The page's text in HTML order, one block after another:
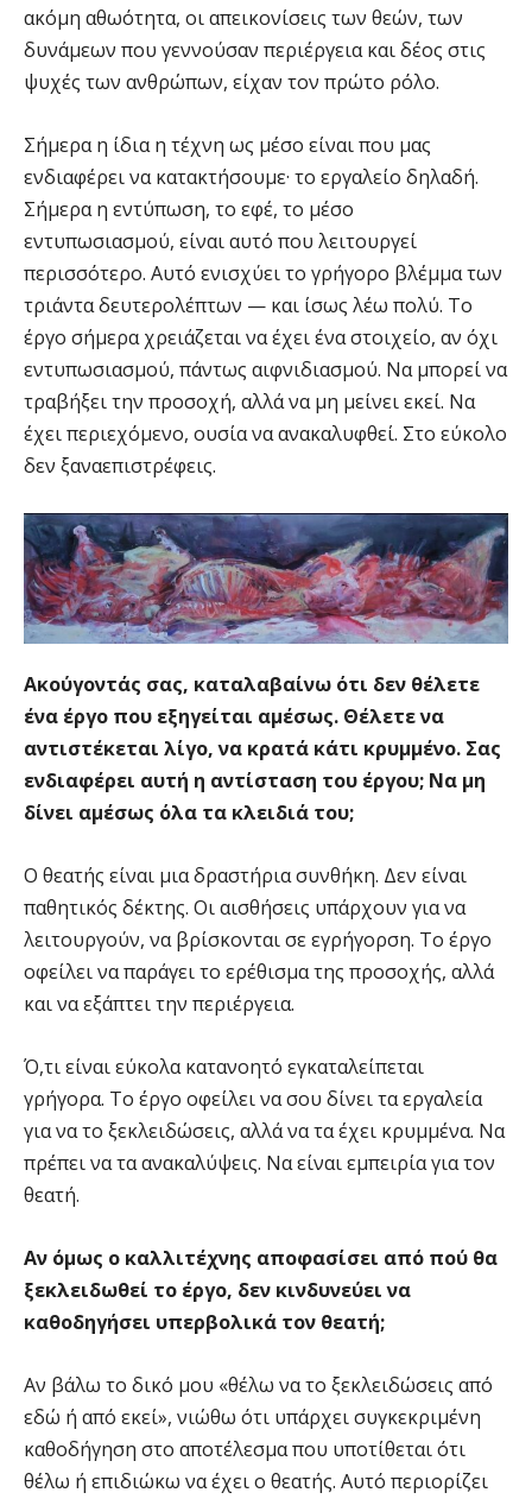
ακόμη αθωότητα, οι απεικονίσεις των θεών, των
δυνάμεων που γεννούσαν περιέργεια και δέος στις
ψυχές των ανθρώπων, είχαν τον πρώτο ρόλο.
Σήμερα η ίδια η τέχνη ως μέσο είναι που μας
ενδιαφέρει να κατακτήσουμε· το εργαλείο δηλαδή.
Σήμερα η εντύπωση, το εφέ, το μέσο
εντυπωσιασμού, είναι αυτό που λειτουργεί
περισσότερο. Αυτό ενισχύει το γρήγορο βλέμμα των
τριάντα δευτερολέπτων — και ίσως λέω πολύ. Το
έργο σήμερα χρειάζεται να έχει ένα στοιχείο, αν όχι
εντυπωσιασμού, πάντως αιφνιδιασμού. Να μπορεί να
τραβήξει την προσοχή, αλλά να μη μείνει εκεί. Να
έχει περιεχόμενο, ουσία να ανακαλυφθεί. Στο εύκολο
δεν ξαναεπιστρέφεις.
Ακούγοντάς σας, καταλαβαίνω ότι δεν θέλετε
ένα έργο που εξηγείται αμέσως. Θέλετε να
αντιστέκεται λίγο, να κρατά κάτι κρυμμένο. Σας
ενδιαφέρει αυτή η αντίσταση του έργου; Να μη
δίνει αμέσως όλα τα κλειδιά του;
Ο θεατής είναι μια δραστήρια συνθήκη. Δεν είναι
παθητικός δέκτης. Οι αισθήσεις υπάρχουν για να
λειτουργούν, να βρίσκονται σε εγρήγορση. Το έργο
οφείλει να παράγει το ερέθισμα της προσοχής, αλλά
και να εξάπτει την περιέργεια.
Ό,τι είναι εύκολα κατανοητό εγκαταλείπεται
γρήγορα. Το έργο οφείλει να σου δίνει τα εργαλεία
για να το ξεκλειδώσεις, αλλά να τα έχει κρυμμένα. Να
πρέπει να τα ανακαλύψεις. Να είναι εμπειρία για τον
θεατή.
Αν όμως ο καλλιτέχνης αποφασίσει από πού θα
ξεκλειδωθεί το έργο, δεν κινδυνεύει να
καθοδηγήσει υπερβολικά τον θεατή;
Αν βάλω το δικό μου «θέλω να το ξεκλειδώσεις από
εδώ ή από εκεί», νιώθω ότι υπάρχει συγκεκριμένη
καθοδήγηση στο αποτέλεσμα που υποτίθεται ότι
θέλω ή επιδιώκω να έχει ο θεατής. Αυτό περιορίζει